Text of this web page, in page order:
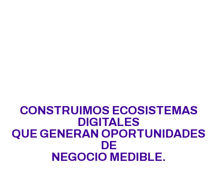
CONSTRUIMOS ECOSISTEMAS
DIGITALES
QUE GENERAN OPORTUNIDADES
DE
NEGOCIO MEDIBLE.